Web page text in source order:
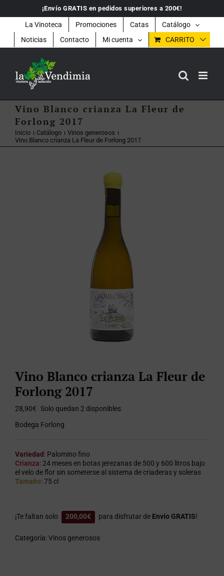
contenido
¡Envío GRATIS en pedidos superiores a 200€!
La Vinoteca Promociones Catas
Catálogo
Noticias
Contacto Mi cuenta CARRITO
Vino Blanco crianza La Fleur de
Forlong 2017
Inicio Catálogo
Vinos generosos
Vino Blanco crianza La Fleur de Forlong 2017
Vino Blanco crianza La Fleur de
Forlong 2017
28,90€ Solo quedan 2 disponibles
Bodega Forlong
Variedad : Palomino fino
Crianza: 24 meses en botas jerezanas de 500 y 600 litros bajo
el velo de flor sin someterse al sistema de criaderas y soleras
Tamaño: 75 cl
¡Te faltan solo 200,00€ para disfrutar de Envío GRATIS!
Categoría:Vinos generosos